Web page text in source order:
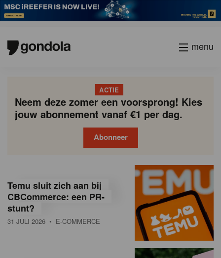
menu
ACTIE
Neem deze zomer een voorsprong! Kies
jouw abonnement vanaf €1 per dag.
Abonneer
o
n
d
Temu sluit zich aan bij
CBCommerce: een PR-
stunt?
31 JULI 2026 • E-COMMERCE